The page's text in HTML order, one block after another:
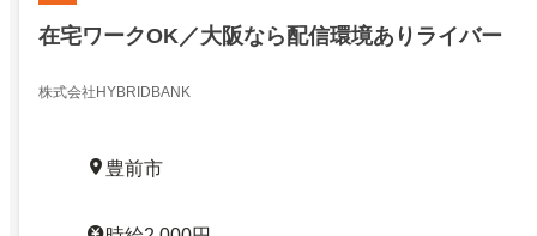
在宅ワークOK／大阪なら配信環境ありライバー
株式会社HYBRIDBANK
豊前市